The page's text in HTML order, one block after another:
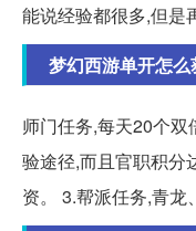
能说经验都很多,但是
梦幻西游单开怎
师门任务,每天20个
验途径,而且官职积分
资。 3.帮派任务,青龙